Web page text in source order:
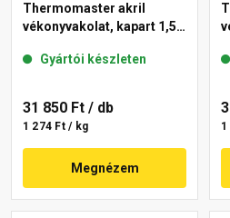
Thermomaster akril
vékonyvakolat, kapart 1,5
Gyártói készleten
31 850 Ft / db
1 274 Ft / kg
Megnézem